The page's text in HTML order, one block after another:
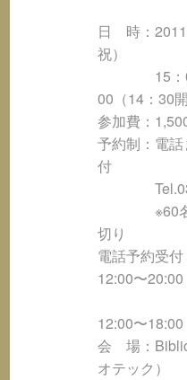
日 時：2011
祝）
15：00
00（14：30開
参加費：
予約制：電
付
Tel.03-
※60名様
切り
電話予約受
12:00〜20:00
12:00〜18:00
会 場：
オテック）